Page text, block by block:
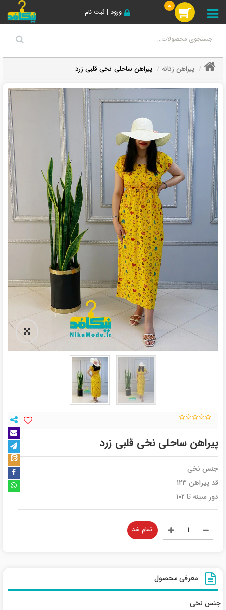
ورود | ثبت نام
0
پیراهن زنانه پیراهن ساحلی نخی قلبی زرد
پیراهن ساحلی نخی قلبی زرد
جنس نخی
قد پیراهن ۱۲۳
دور سینه تا ۱۰۲
تمام شد
معرفی محصول
جنس نخی